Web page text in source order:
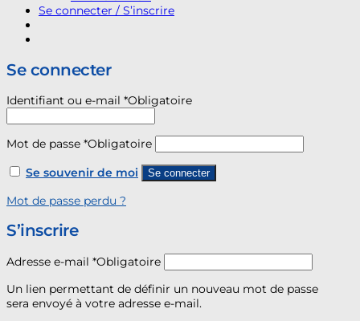
Se connecter / S’inscrire
Se connecter
Identifiant ou e-mail *Obligatoire
Mot de passe *Obligatoire
Se souvenir de moi Se connecter
Mot de passe perdu ?
S’inscrire
Adresse e-mail *Obligatoire
Un lien permettant de définir un nouveau mot de passe
sera envoyé à votre adresse e-mail.